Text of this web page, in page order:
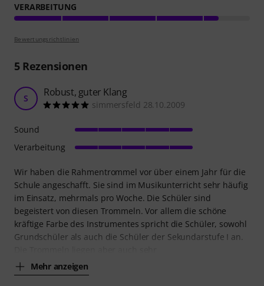
VERARBEITUNG
Bewertungsrichtlinien
5Rezensionen
S Robust, guter Klang
simmersfeld 28.10.2009
Wir haben die Rahmentrommel vor über einem Jahr für die
Schule angeschafft. Sie sind im Musikunterricht sehr häufig
im Einsatz, mehrmals pro Woche. Die Schüler sind
begeistert von diesen Trommeln. Vor allem die schöne
kräftige Farbe des Instrumentes spricht die Schüler, sowohl
Grundschüler als auch die Schüler der Sekundarstufe I an.
Mehr anzeigen
Sound
Verarbeitung